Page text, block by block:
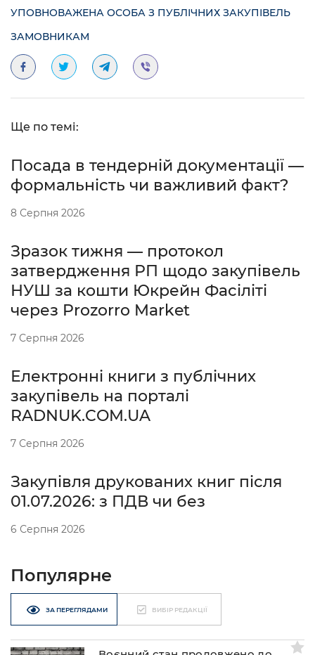
УПОВНОВАЖЕНА ОСОБА З ПУБЛІЧНИХ ЗАКУПІВЕЛЬ
ЗАМОВНИКАМ
Ще по темі:
Посада в тендерній документації —
формальність чи важливий факт?
8 Серпня 2026
Зразок тижня — протокол
затвердження РП щодо закупівель
НУШ за кошти Юкрейн Фасіліті
через Prozorro Market
7 Серпня 2026
Електронні книги з публічних
закупівель на порталі
RADNUK.COM.UA
7 Серпня 2026
Закупівля друкованих книг після
01.07.2026: з ПДВ чи без
6 Серпня 2026
Популярне
ЗА ПЕРЕГЛЯДАМИ ВИБІР РЕДАКЦІЇ